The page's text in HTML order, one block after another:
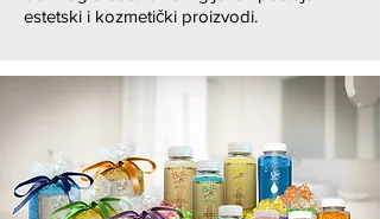
estetski i kozmetički proizvodi.